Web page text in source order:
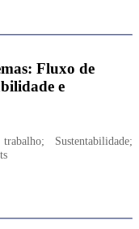
Fluxo de
e
Sustentabilidade;